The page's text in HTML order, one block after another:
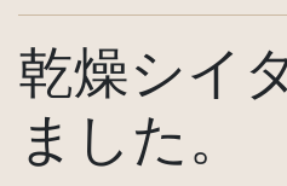
乾燥シイ
ました。